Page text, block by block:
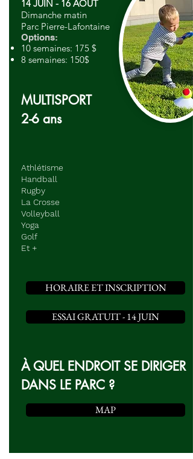
14 JUIN - 16 AOÛT
Dimanche matin
Parc Pierre-Lafontaine
Options:
10 semaines: 175 $
8 semaines: 150$
MULTISPORT
2-6 ans
Athlétisme
Handball
Rugby
La Crosse
Volleyball
Yoga
Golf
Et +
HORAIRE ET INSCRIPTION
ESSAI GRATUIT - 14 JUIN
À QUEL ENDROIT SE DIRIGER
DANS LE PARC ?
MAP